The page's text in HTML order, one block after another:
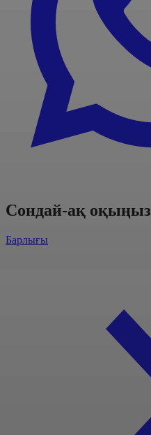
Сондай-ақ оқыңыз
Барлығы